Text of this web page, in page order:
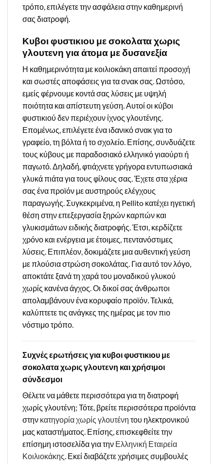
τρόπο, επιλέγετε την ασφάλεια στην καθημερινή
σας διατροφή.
Κυβοι φυστικιου με σοκολατα χωρις
γλουτενη για άτομα με δυσανεξία
Η καθημερινότητα με κοιλιοκάκη απαιτεί προσοχή
και σωστές αποφάσεις για τα σνακ σας. Ωστόσο,
εμείς φέρνουμε κοντά σας λύσεις με υψηλή
ποιότητα και απίστευτη γεύση. Αυτοί οι κύβοι
φυστικιού δεν περιέχουν ίχνος γλουτένης.
Επομένως, επιλέγετε ένα ιδανικό σνακ για το
γραφείο, τη βόλτα ή το σχολείο. Επίσης, συνδυάζετε
τους κύβους με παραδοσιακό ελληνικό γιαούρτι ή
παγωτό. Δηλαδή, φτιάχνετε γρήγορα εντυπωσιακά
γλυκά πιάτα για τους φίλους σας. Έχετε στα χέρια
σας ένα προϊόν με αυστηρούς ελέγχους
παραγωγής. Συγκεκριμένα, η Pellito κατέχει ηγετική
θέση στην επεξεργασία ξηρών καρπών και
γλυκισμάτων ειδικής διατροφής. Έτσι, κερδίζετε
χρόνο και ενέργεια με έτοιμες, πεντανόστιμες
λύσεις. Επιπλέον, δοκιμάζετε μια αυθεντική γεύση
με πλούσια στρώση σοκολάτας. Για αυτό τον λόγο,
αποκτάτε ξανά τη χαρά του μοναδικού γλυκού
χωρίς κανένα άγχος. Οι δικοί σας άνθρωποι
απολαμβάνουν ένα κορυφαίο προϊόν. Τελικά,
καλύπτετε τις ανάγκες της ημέρας με τον πιο
νόστιμο τρόπο.
Συχνές ερωτήσεις για κυβοι φυστικιου με
σοκολατα χωρις γλουτενη και χρήσιμοι
σύνδεσμοι
Θέλετε να μάθετε περισσότερα για τη διατροφή
χωρίς γλουτένη; Τότε, βρείτε περισσότερα προϊόντα
στην κατηγορία χωρίς γλουτένη του ηλεκτρονικού
μας καταστήματος. Επίσης, επισκεφθείτε την
επίσημη ιστοσελίδα για την Ελληνική Εταιρεία
Κοιλιοκάκης. Εκεί διαβάζετε χρήσιμες συμβουλές